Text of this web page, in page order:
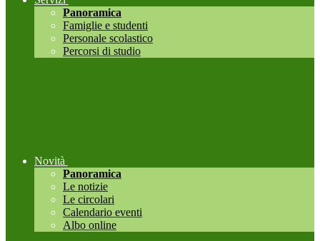
Panoramica
Famiglie e studenti
Personale scolastico
Percorsi di studio
Novità
Panoramica
Le notizie
Le circolari
Calendario eventi
Albo online